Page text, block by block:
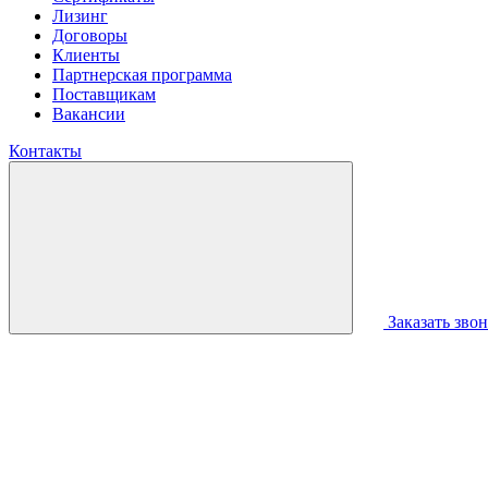
Лизинг
Договоры
Клиенты
Партнерская программа
Поставщикам
Вакансии
Контакты
Заказать